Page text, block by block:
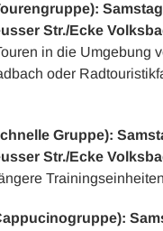
Str./Ecke
in die Umgebung
oder
Gruppe):
Str./Ecke